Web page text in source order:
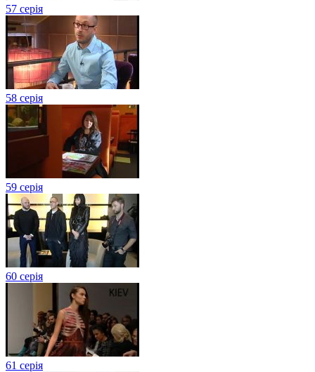
57 серія
58 серія
59 серія
60 серія
61 серія